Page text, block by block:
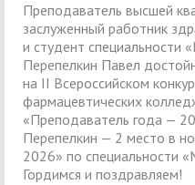
Преподаватель высшей
заслуженный работник
и студент специальности
Перепелкин Павел
на II Всероссийском
фармацевтических
«Преподаватель года —
Перепелкин — 2 место в
2026» по специальности
Гордимся и поздравляем!